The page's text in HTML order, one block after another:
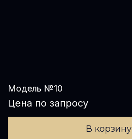
Модель №10
Цена по запросу
В корзину